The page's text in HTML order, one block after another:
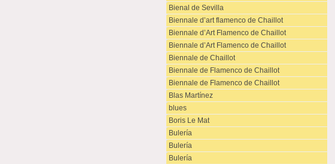
Bienal de Sevilla
Biennale d’art flamenco de Chaillot
Biennale d’Art Flamenco de Chaillot
Biennale d’Art Flamenco de Chaillot
Biennale de Chaillot
Biennale de Flamenco de Chaillot
Biennale de Flamenco de Chaillot
Blas Martínez
blues
Boris Le Mat
Bulería
Bulería
Bulería